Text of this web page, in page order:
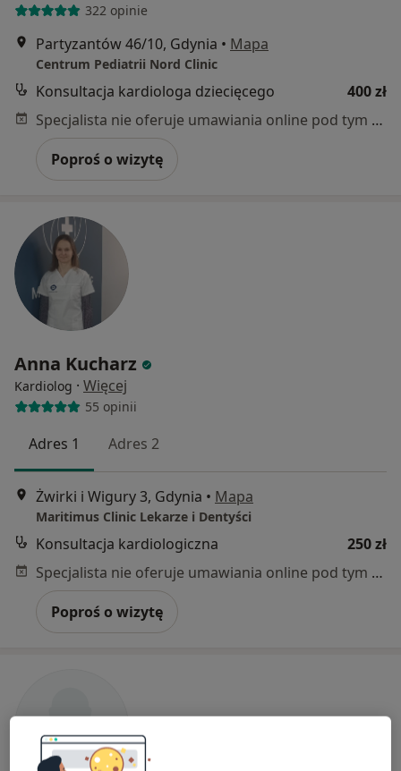
322 opinie
Partyzantów 46/10, Gdynia • Mapa
Centrum Pediatrii Nord Clinic
Konsultacja kardiologa dziecięcego
400 zł
Specjalista nie oferuje umawiania online pod tym adresem.
Poproś o wizytę
Anna Kucharz
Kardiolog · Więcej
55 opinii
Adres 1 Adres 2
Żwirki i Wigury 3, Gdynia • Mapa
Maritimus Clinic Lekarze i Dentyści
Konsultacja kardiologiczna
250 zł
Specjalista nie oferuje umawiania online pod tym adresem.
Poproś o wizytę